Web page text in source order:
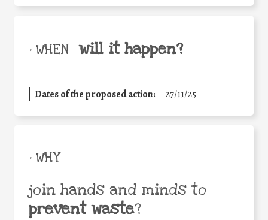
• WHEN will it happen?
Dates of the proposed action: 27/11/25
• WHY
join hands and minds to
prevent waste?